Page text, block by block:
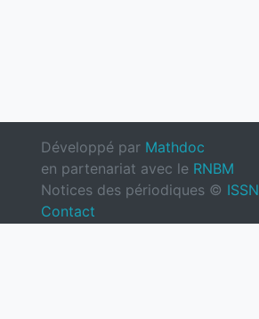
Développé par Mathdoc
en partenariat avec le RNBM
Notices des périodiques © ISSN
Contact